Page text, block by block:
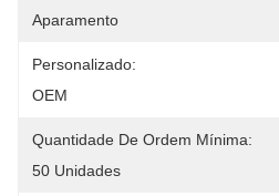
Aparamento
Personalizado:
OEM
Quantidade De Ordem Mínima:
50 Unidades